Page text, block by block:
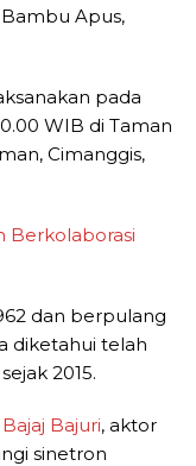
Bambu Apus,
pada
WIB di Taman
Cimanggis,
Berkolaborasi
dan berpulang
diketahui telah
2015.
Bajaj Bajuri, aktor
sinetron